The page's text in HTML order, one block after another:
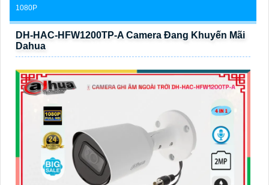
TƯ
VẤN
LẮP
ĐẶT
CAMERA
1080P
DH-HAC-HFW1200TP-A Camera Đang Khuyến Mãi
Dahua